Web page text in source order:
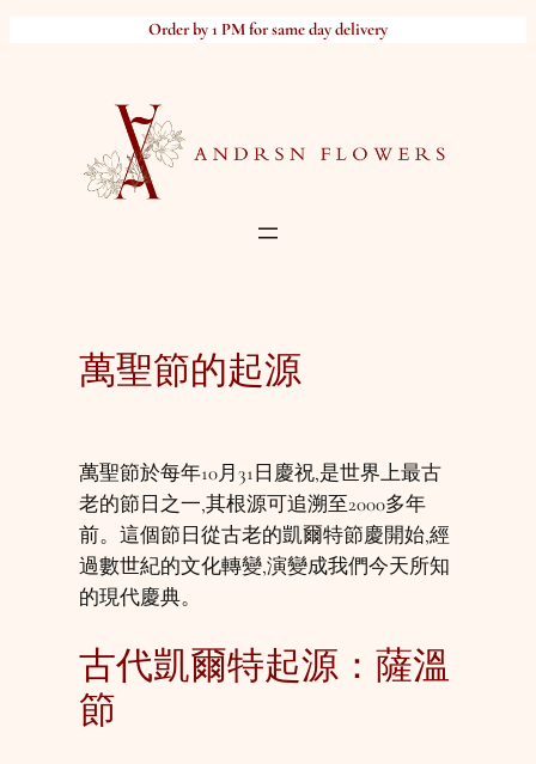
Order by 1 PM for same day delivery
萬聖節的起源
萬聖節於每年10月31日慶祝,是世界上最古
老的節日之一,其根源可追溯至2000多年
前。這個節日從古老的凱爾特節慶開始,經
過數世紀的文化轉變,演變成我們今天所知
的現代慶典。
古代凱爾特起源：薩溫
節